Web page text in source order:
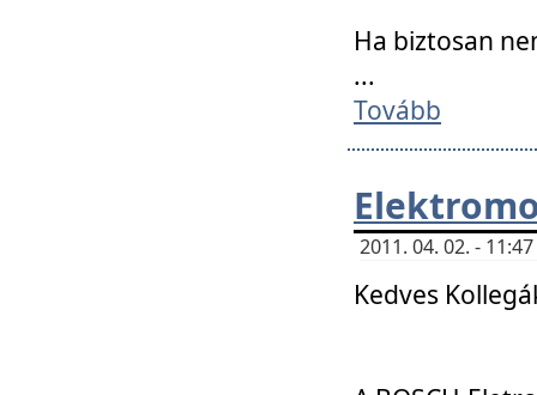
Ha biztosan
...
Tovább
2011. 04. 02. -
Kedves